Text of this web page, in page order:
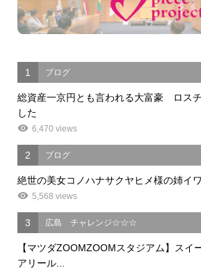
1 ブログ
総資産一京円とも言われる大富豪 ロス
した
6,470 views
2 ブログ
絶世の美女コノハナサクヤヒメ様の姉イ
5,568 views
3 広島 チャレンジ☆☆☆
【マツダZOOMZOOMスタジアム】スイ
アリール...